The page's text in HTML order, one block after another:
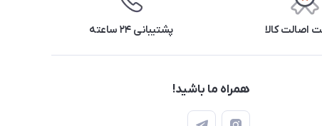
اصالت کالا پشتیبانی ۲۴ ساعته
همراه ما باشید!